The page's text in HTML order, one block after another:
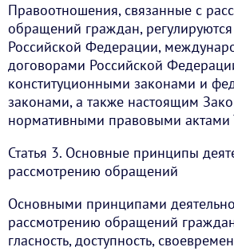
Правоотношения, связанные с
обращений граждан,
Российской Федерации,
договорами Российской
конституционными законами и
законами, а также настоящим
нормативными правовыми актами
Статья 3. Основные принципы
рассмотрению обращений
Основными принципами
рассмотрению обращений
гласность, доступность,